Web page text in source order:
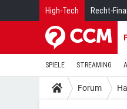
High-Tech Recht-
SPIELE STREAMING
Forum